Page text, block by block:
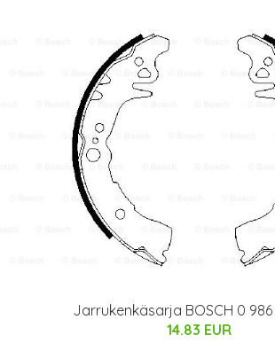
Jarrukenkäsarja BOSCH 0 986
14.83 EUR